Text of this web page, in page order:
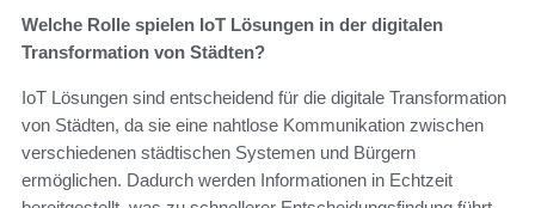
Welche Rolle spielen IoT Lösungen in der digitalen
Transformation von Städten?
IoT Lösungen sind entscheidend für die digitale Transformation
von Städten, da sie eine nahtlose Kommunikation zwischen
verschiedenen städtischen Systemen und Bürgern
ermöglichen. Dadurch werden Informationen in Echtzeit